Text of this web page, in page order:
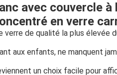
avec couvercle à
en verre
de qualité la plus élevée
aux enfants, ne manquent
un choix facile pour